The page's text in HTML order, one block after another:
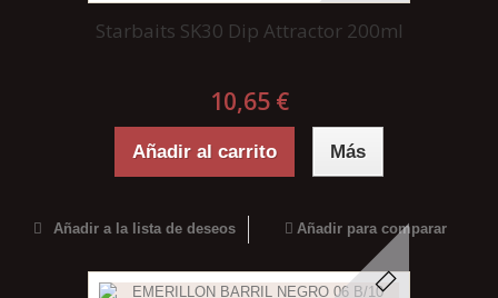
Starbaits SK30 Dip Attractor 200ml
10,65 €
Añadir al carrito Más
Añadir a la lista de deseos Añadir para comparar